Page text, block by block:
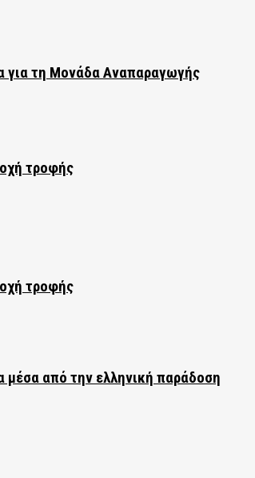
για τη Μονάδα Αναπαραγωγής
τροφής
τροφής
μέσα από την ελληνική παράδοση